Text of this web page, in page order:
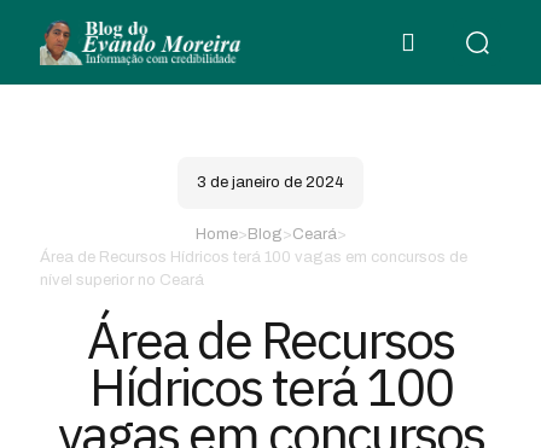
3 de janeiro de 2024
Home> Blog>Ceará>
Área de Recursos Hídricos terá 100 vagas em concursos de
nível superior no Ceará
Área de Recursos
Hídricos terá 100
vagas em concursos